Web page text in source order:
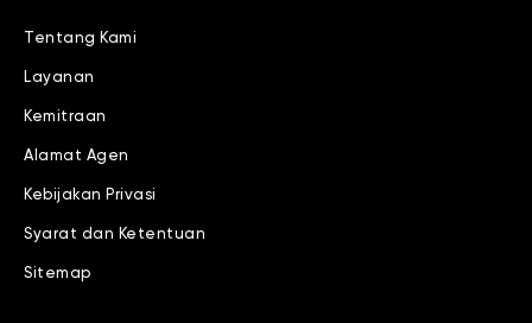
Tentang Kami
Layanan
Kemitraan
Alamat Agen
Kebijakan Privasi
Syarat dan Ketentuan
Sitemap